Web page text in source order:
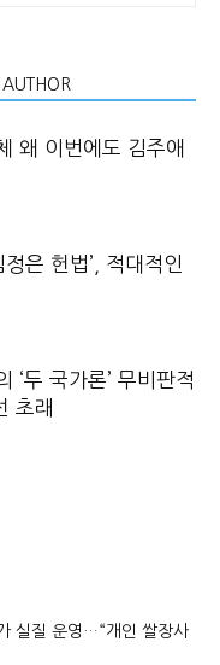
왜 이번에도 김주애
은 헌법’, 적대적인
‘두 국가론’ 무비판적
초래
실질 운영…“개인 쌀장사